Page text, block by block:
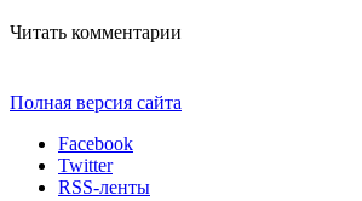
Читать комментарии
Полная версия сайта
Facebook
Twitter
RSS-ленты